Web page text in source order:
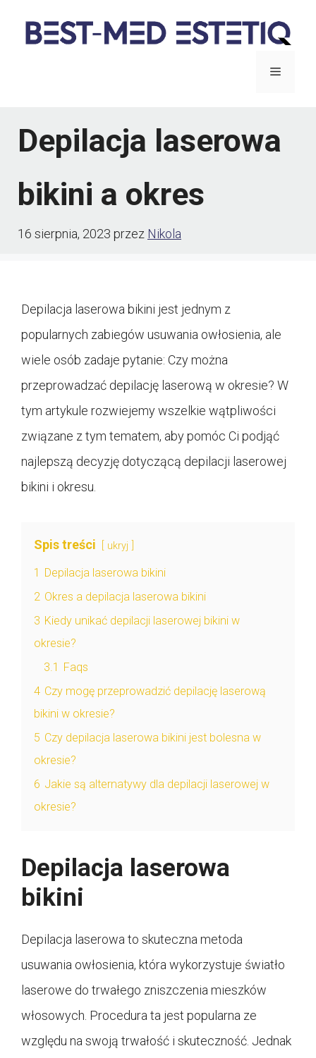
Menu
Depilacja laserowa
bikini a okres
16 sierpnia, 2023 przez Nikola
Depilacja laserowa bikini jest jednym z
popularnych zabiegów usuwania owłosienia, ale
wiele osób zadaje pytanie: Czy można
przeprowadzać depilację laserową w okresie? W
tym artykule rozwiejemy wszelkie wątpliwości
związane z tym tematem, aby pomóc Ci podjąć
najlepszą decyzję dotyczącą depilacji laserowej
bikini i okresu.
Spis treści ukryj
1
Depilacja laserowa bikini
2 Okres a depilacja laserowa bikini
3 Kiedy unikać depilacji laserowej bikini w
okresie?
3.1
Faqs
4 Czy mogę przeprowadzić depilację laserową
bikini w okresie?
5 Czy depilacja laserowa bikini jest bolesna w
okresie?
6 Jakie są alternatywy dla depilacji laserowej w
okresie?
Depilacja laserowa
bikini
Depilacja laserowa to skuteczna metoda
usuwania owłosienia, która wykorzystuje światło
laserowe do trwałego zniszczenia mieszków
włosowych. Procedura ta jest popularna ze
względu na swoją trwałość i skuteczność. Jednak